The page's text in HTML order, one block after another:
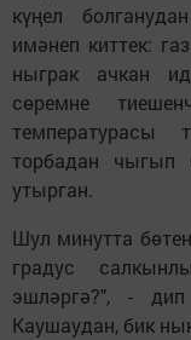
күңел
имәнеп киттек:
ныграк ачкан
сөремне
температурасы
торбадан чыгып
утырган.
Шул минутта
градус
эшләргә?", -
Каушаудан, бик